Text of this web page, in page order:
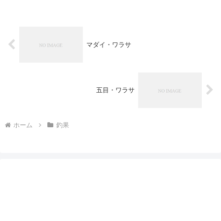
マダイ・ワラサ
五目・ワラサ
ホーム 釣果